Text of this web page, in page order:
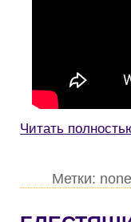
Читать
Метки: none